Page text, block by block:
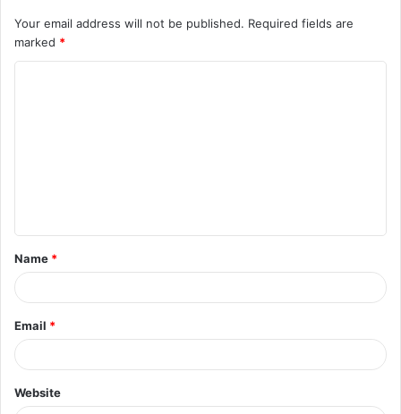
Your email address will not be published. Required fields are
marked *
t
*
Name *
Email *
Website